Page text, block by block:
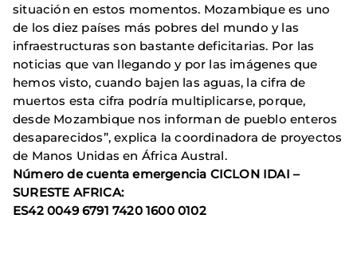
situación en estos momentos. Mozambique es uno
de los diez países más pobres del mundo y las
infraestructuras son bastante deficitarias. Por las
noticias que van llegando y por las imágenes que
hemos visto, cuando bajen las aguas, la cifra de
muertos esta cifra podría multiplicarse, porque,
desde Mozambique nos informan de pueblo enteros
desaparecidos”, explica la coordinadora de proyectos
de Manos Unidas en África Austral.
Número de cuenta emergencia CICLON IDAI –
SURESTE AFRICA:
ES42 0049 6791 7420 1600 0102